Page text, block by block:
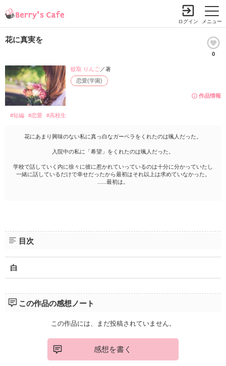
メニュー
ログイン
花に真実を
0
作品情報
恋愛(学園)
蚊取 りんご／著
#短編 #恋愛 #高校生
花にあまり興味のない私に真っ白なガーベラをくれたのは颯人だった。
入院中の私に「希望」をくれたのは颯人だった。
学校で話していく内に徐々に彼に惹かれていっているのは十分に分かっていたし
一緒に話しているだけで幸せだったから最初はそれ以上は求めていなかった。
......最初は。
目次
白
この作品の感想ノート
この作品には、まだ投稿されていません。
感想を書く